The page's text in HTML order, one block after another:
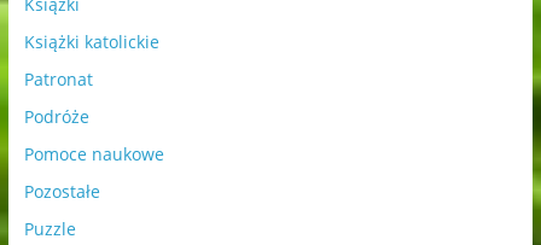
Książki
Książki katolickie
Patronat
Podróże
Pomoce naukowe
Pozostałe
Puzzle